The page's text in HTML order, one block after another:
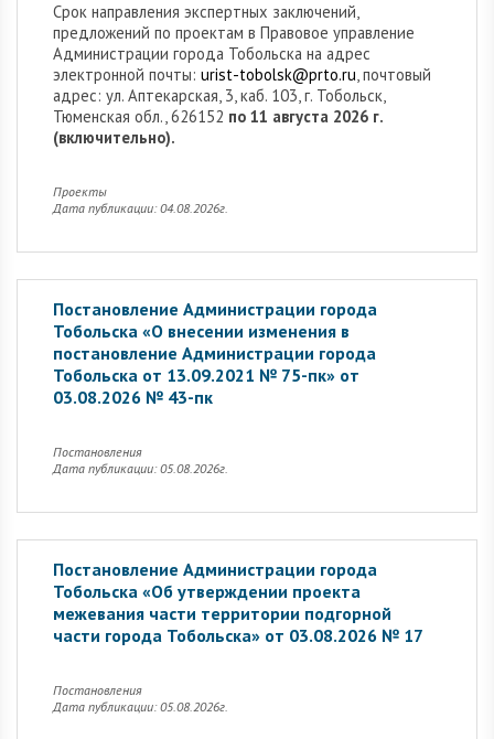
Cрок направления экспертных заключений,
предложений по проектам в Правовое управление
Администрации города Тобольска на адрес
электронной почты: urist-tobolsk@prto.ru, почтовый
адрес: ул. Аптекарская, 3, каб. 103, г. Тобольск,
Тюменская обл., 626152 по 11 августа 2026 г.
(включительно).
Проекты
Дата публикации: 04.08.2026г.
Постановление Администрации города
Тобольска «О внесении изменения в
постановление Администрации города
Тобольска от 13.09.2021 № 75-пк» от
03.08.2026 № 43-пк
Постановления
Дата публикации: 05.08.2026г.
Постановление Администрации города
Тобольска «Об утверждении проекта
межевания части территории подгорной
части города Тобольска» от 03.08.2026 № 17
Постановления
Дата публикации: 05.08.2026г.